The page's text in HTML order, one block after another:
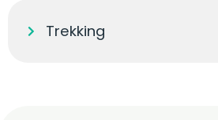
Trekking